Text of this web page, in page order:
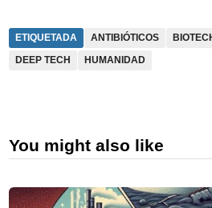
ETIQUETADA ANTIBIÓTICOS
DEEP TECH
HUMANIDAD
You might also like